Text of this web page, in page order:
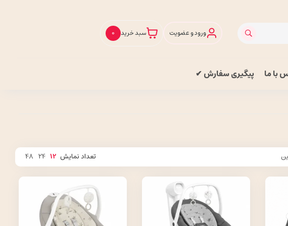
ورود و عضویت سبد خرید 0
با ما پیگیری سفارش ✔
تعداد نمایش 12
24
48